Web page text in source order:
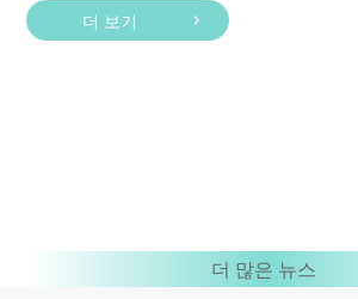
더 보기
더 많은 뉴스